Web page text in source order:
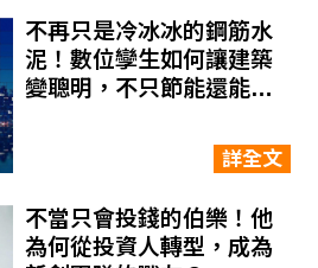
不再只是冷冰冰的鋼筋水
泥！數位孿生如何讓建築
變聰明，不只節能還能預
詳全文
不當只會投錢的伯樂！他
為何從投資人轉型，成為